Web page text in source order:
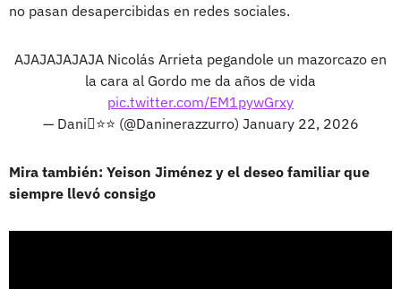
no pasan desapercibidas en redes sociales.
AJAJAJAJAJA Nicolás Arrieta pegandole un mazorcazo en
la cara al Gordo me da años de vida
pic.twitter.com/EM1pywGrxy
— Dani⭐️⭐️ (@Daninerazzurro) January 22, 2026
Mira también: Yeison Jiménez y el deseo familiar que
siempre llevó consigo